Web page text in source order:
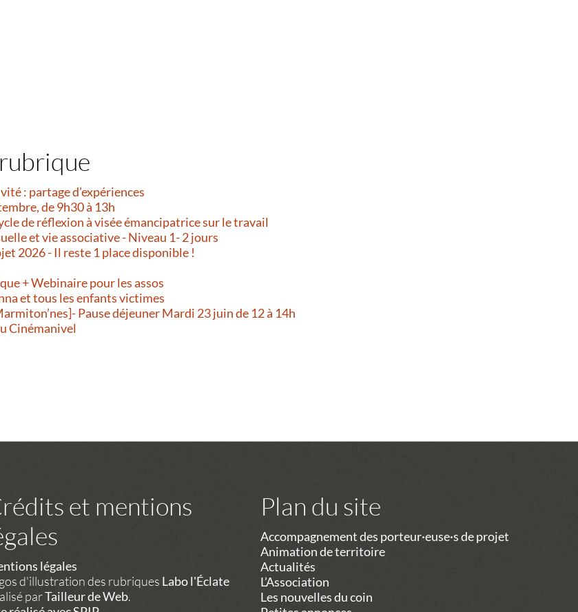
: partage d’expériences
de 9h30 à 13h
de réflexion à visée émancipatrice sur le travail
et vie associative - Niveau 1- 2 jours
2026 - Il reste 1 place disponible !
+ Webinaire pour les assos
et tous les enfants victimes
Pause déjeuner Mardi 23 juin de 12 à 14h
Cinémanivel
et mentions
légales
d'illustration des rubriques Labo l'Éclate
parTailleur de Web.
Plan du site
Accompagnement des porteur·euse·s de projet
Animation de territoire
Actualités
L’Association
Les nouvelles du coin